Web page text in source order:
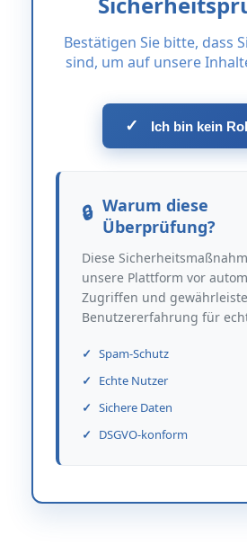
Bestätigen Sie bitte, dass
sind, um auf unsere
✓ Ich bin kein
Warum diese
Überprüfung?
Diese
unsere Plattform vor
Zugriffen und
Benutzererfahrung für
Spam-Schutz
Echte Nutzer
Sichere Daten
DSGVO-konform